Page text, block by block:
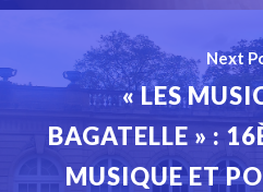
Next
« LES
BAGATELLE » :
MUSIQUE ET